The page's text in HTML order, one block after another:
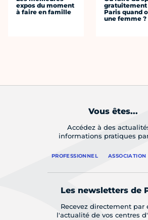
expos du moment
à faire en famille
gratuitement
Paris quand
une femme ?
Vous êtes...
Accédez à des
informations pratiques
PROFESSIONNEL ASSOCIATION
Les newsletters de
Recevez directement par
l'actualité de vos centres